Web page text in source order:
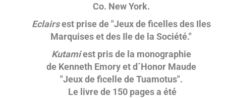
Co. New York.
Eclairsest prise de "Jeux de ficelles des Iles
Marquises et des Ile de la Société."
Kutamiest pris de la monographie
de Kenneth Emory et d´Honor Maude
"Jeux de ficelle de Tuamotus".
Le livre de 150 pages a été